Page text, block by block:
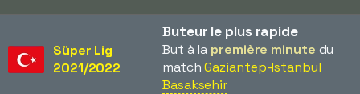
Süper Lig
2021/2022
Buteur le plus rapide
But à la première minute du
matchGaziantep-Istanbul
Basaksehir